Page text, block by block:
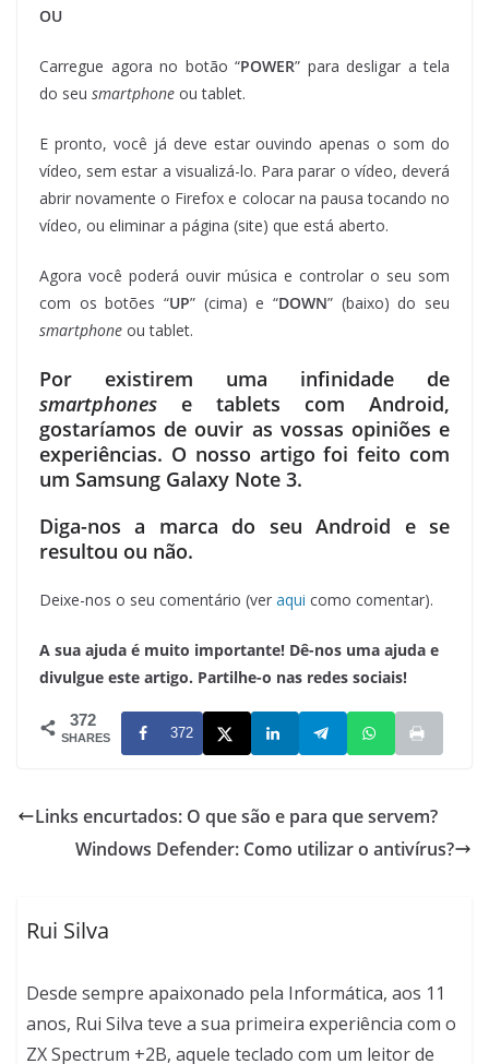
OU
Carregue agora no botão “POWER” para desligar a tela
do seu smartphone ou tablet.
E pronto, você já deve estar ouvindo apenas o som do
vídeo, sem estar a visualizá-lo. Para parar o vídeo, deverá
abrir novamente o Firefox e colocar na pausa tocando no
vídeo, ou eliminar a página (site) que está aberto.
Agora você poderá ouvir música e controlar o seu som
com os botões “UP” (cima) e “DOWN” (baixo) do seu
smartphone ou tablet.
Por existirem uma infinidade de
smartphones e tablets com Android,
gostaríamos de ouvir as vossas opiniões e
experiências. O nosso artigo foi feito com
um Samsung Galaxy Note 3.
Diga-nos a marca do seu Android e se
resultou ou não.
Deixe-nos o seu comentário (ver aqui como comentar).
A sua ajuda é muito importante! Dê-nos uma ajuda e
divulgue este artigo. Partilhe-o nas redes sociais!
372
SHARES 372
Links encurtados: O que são e para que servem?
Windows Defender: Como utilizar o antivírus?
Rui Silva
Desde sempre apaixonado pela Informática, aos 11
anos, Rui Silva teve a sua primeira experiência com o
ZX Spectrum +2B, aquele teclado com um leitor de